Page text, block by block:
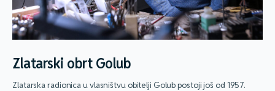
Zlatarski obrt Golub
Zlatarska radionica u vlasništvu obitelji Golub postoji još od 1957.